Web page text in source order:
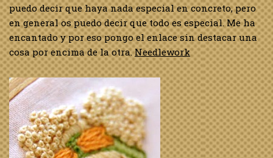
puedo decir que haya nada especial en concreto, pero
en general os puedo decir que todo es especial. Me ha
encantado y por eso pongo el enlace sin destacar una
cosa por encima de la otra.Needlework